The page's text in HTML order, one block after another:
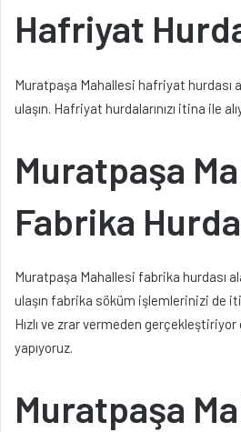
Hafriyat
Muratpaşa Mahallesi hafriyat hurdası
ulaşın. Hafriyat hurdalarınızı itina ile
Muratpaşa
Fabrika
Muratpaşa Mahallesi fabrika hurdası
ulaşın fabrika söküm işlemlerinizi de
Hızlı ve zrar vermeden
yapıyoruz.
Muratpaşa